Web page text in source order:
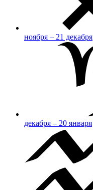
ноября – 21 декабря
декабря – 20 января